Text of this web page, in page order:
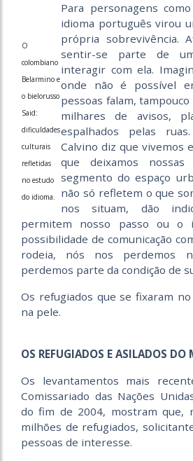
O
colombiano
Belarmino e
o bielorusso
Said:
dificuldades
culturais
refletidas
no estudo
do idioma.
Para personagens
idioma português virou
própria sobrevivência.
sentir-se parte de
interagir com ela.
onde não é possível
pessoas falam,
milhares de avisos,
espalhados pelas
Calvino diz que vivemos
que deixamos
segmento do espaço
não só refletem o que
nos situam, dão
permitem nosso passo ou o
possibilidade de comunicação
rodeia, nós nos perdemos
perdemos parte da condição de
Os refugiados que se fixaram
na pele.
OS REFUGIADOS E ASILADOS DO
Os levantamentos mais
Comissariado das Nações
do fim de 2004, mostram que,
milhões de refugiados,
pessoas de interesse.